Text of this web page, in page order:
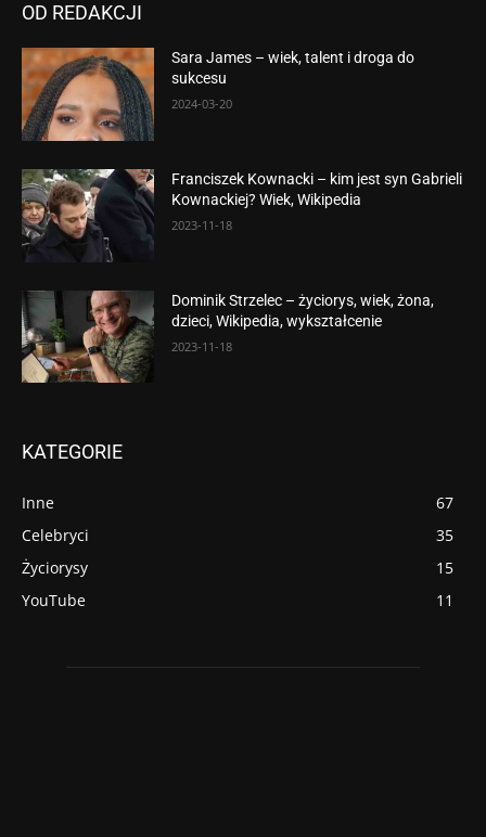
OD REDAKCJI
Sara James – wiek, talent i droga do
sukcesu
2024-03-20
Franciszek Kownacki – kim jest syn Gabrieli
Kownackiej? Wiek, Wikipedia
2023-11-18
Dominik Strzelec – życiorys, wiek, żona,
dzieci, Wikipedia, wykształcenie
2023-11-18
KATEGORIE
Inne
67
Celebryci
35
Życiorysy
15
YouTube
11